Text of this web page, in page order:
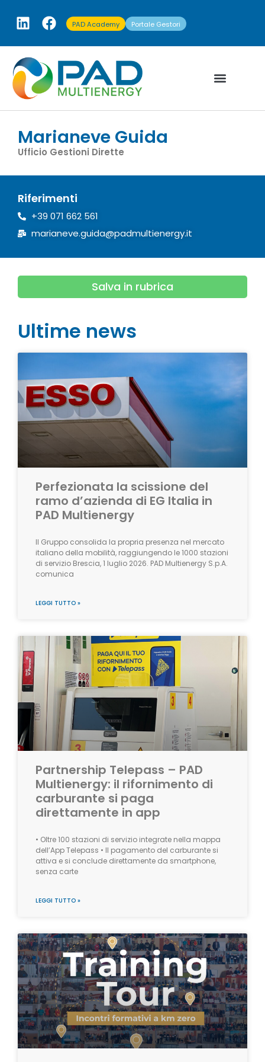
PAD Academy Portale Gestori
Marianeve Guida
Ufficio Gestioni Dirette
Riferimenti
+39 071 662 561
marianeve.guida@padmultienergy.it
Salva in rubrica
Ultime news
Perfezionata la scissione del
ramo d’azienda di EG Italia in
PAD Multienergy
Il Gruppo consolida la propria presenza nel mercato
italiano della mobilità, raggiungendo le 1000 stazioni
di servizio Brescia, 1 luglio 2026. PAD Multienergy S.p.A.
comunica
LEGGI TUTTO »
Partnership Telepass – PAD
Multienergy: il rifornimento di
carburante si paga
direttamente in app
• Oltre 100 stazioni di servizio integrate nella mappa
dell’App Telepass • Il pagamento del carburante si
attiva e si conclude direttamente da smartphone,
senza carte
LEGGI TUTTO »